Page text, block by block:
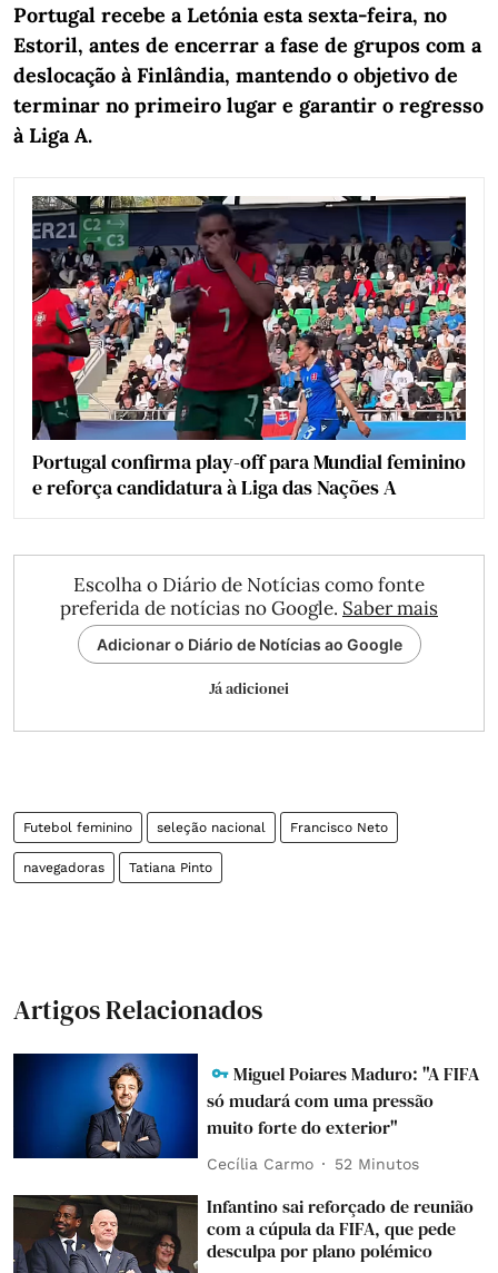
Portugal recebe a Letónia esta sexta-feira, no
Estoril, antes de encerrar a fase de grupos com a
deslocação à Finlândia, mantendo o objetivo de
terminar no primeiro lugar e garantir o regresso
à Liga A.
Portugal confirma play-off para Mundial feminino
e reforça candidatura à Liga das Nações A
Escolha o Diário de Notícias como fonte
preferida de notícias no Google. Saber mais
Adicionar o Diário de Notícias ao Google
Já adicionei
Futebol feminino seleção nacional Francisco Neto
navegadoras Tatiana Pinto
Artigos Relacionados
Miguel Poiares Maduro: "A FIFA
só mudará com uma pressão
muito forte do exterior"
Cecília Carmo 52 Minutos
Infantino sai reforçado de reunião
com a cúpula da FIFA, que pede
desculpa por plano polémico